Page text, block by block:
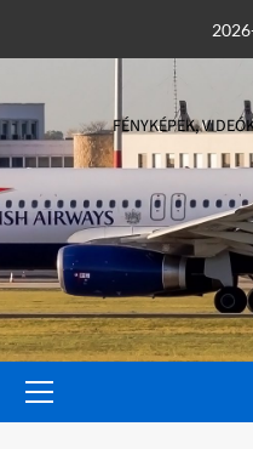
FÉNYKÉPEK,
Menu